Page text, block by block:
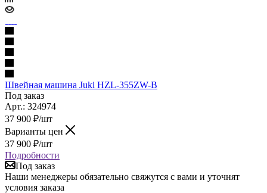
Швейная машина Juki HZL-355ZW-B
Под заказ
Арт.: 324974
37 900 ₽/шт
Варианты цен
37 900 ₽/шт
Подробности
Под заказ
Наши менеджеры обязательно свяжутся с вами и уточнят
условия заказа